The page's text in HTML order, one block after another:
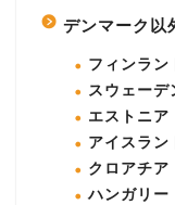
デンマーク以
フィンラン
スウェーデ
エストニア
アイスラン
クロアチア
ハンガリー